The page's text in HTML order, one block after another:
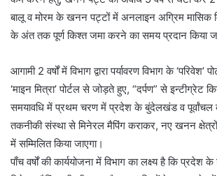
बालू व मोरम के खनन पट्टों में अनलाइन अग्रिम मासिक
के अंत तक पूर्ण किश्त जमा करने का समय प्रदान किया
आगामी 2 वर्षों में विभाग द्वारा पर्यावरण विभाग के
‘माइन मित्रा’ पोर्टल से जोड़ते हुए, “दर्पण” से इन्टीग्रेट
समयावधि में प्रथम चरण में प्रदेश के बुंदेलखंड व पूर्वांचल
तकनीकी संस्था से मिनेरल मैपिंग कराकर, नए खनन क्षेत्रों
में सम्मिलित किया जाएगा।
पाँच वर्षों की कार्ययोजना में विभाग का लक्ष्य है कि प्रदेश